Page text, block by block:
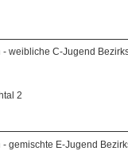
weibliche C-Jugend
2
gemischte E-Jugend